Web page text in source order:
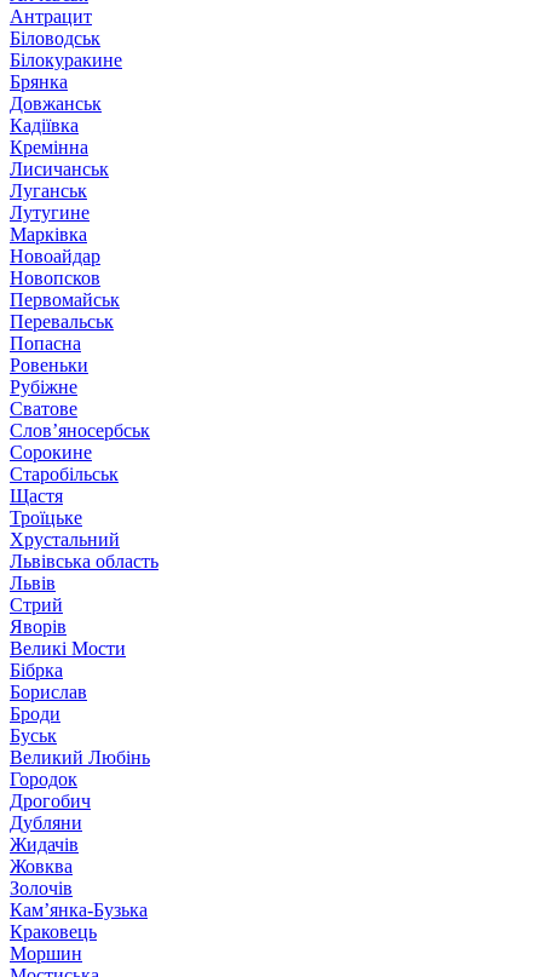
Антрацит
Біловодськ
Білокуракине
Брянка
Довжанськ
Кадіївка
Кремінна
Лисичанськ
Луганськ
Лутугине
Марківка
Новоайдар
Новопсков
Первомайськ
Перевальськ
Попасна
Ровеньки
Рубіжне
Сватове
Слов’яносербськ
Сорокине
Старобільськ
Щастя
Троїцьке
Хрустальний
Львівська область
Львів
Стрий
Яворів
Великі Мости
Бібрка
Борислав
Броди
Буськ
Великий Любінь
Городок
Дрогобич
Дубляни
Жидачів
Жовква
Золочів
Кам’янка-Бузька
Краковець
Моршин